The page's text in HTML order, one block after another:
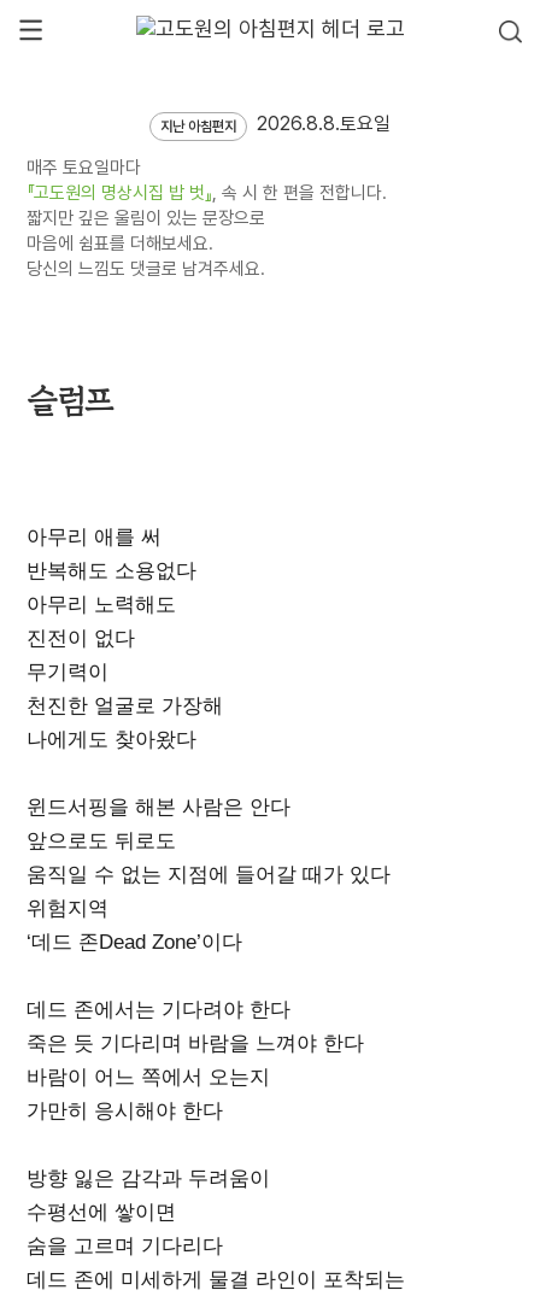
지난 아침편지 2026.8.8.토요일
매주 토요일마다
『고도원의 명상시집 밥 벗』, 속 시 한 편을 전합니다.
짧지만 깊은 울림이 있는 문장으로
마음에 쉼표를 더해보세요.
당신의 느낌도 댓글로 남겨주세요.
슬럼프
아무리 애를 써
반복해도 소용없다
아무리 노력해도
진전이 없다
무기력이
천진한 얼굴로 가장해
나에게도 찾아왔다
윈드서핑을 해본 사람은 안다
앞으로도 뒤로도
움직일 수 없는 지점에 들어갈 때가 있다
위험지역
‘데드 존Dead Zone’이다
데드 존에서는 기다려야 한다
죽은 듯 기다리며 바람을 느껴야 한다
바람이 어느 쪽에서 오는지
가만히 응시해야 한다
방향 잃은 감각과 두려움이
수평선에 쌓이면
숨을 고르며 기다리다
데드 존에 미세하게 물결 라인이 포착되는